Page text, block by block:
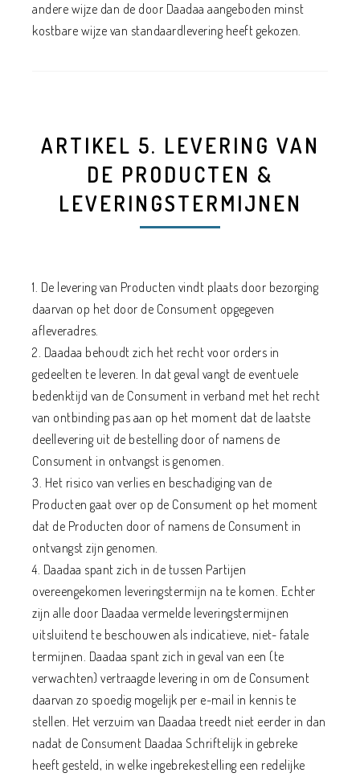
andere wijze dan de door Daadaa aangeboden minst
kostbare wijze van standaardlevering heeft gekozen.
ARTIKEL 5. LEVERING VAN
DE PRODUCTEN &
LEVERINGSTERMIJNEN
1. De levering van Producten vindt plaats door bezorging
daarvan op het door de Consument opgegeven
afleveradres.
2. Daadaa behoudt zich het recht voor orders in
gedeelten te leveren. In dat geval vangt de eventuele
bedenktijd van de Consument in verband met het recht
van ontbinding pas aan op het moment dat de laatste
deellevering uit de bestelling door of namens de
Consument in ontvangst is genomen.
3. Het risico van verlies en beschadiging van de
Producten gaat over op de Consument op het moment
dat de Producten door of namens de Consument in
ontvangst zijn genomen.
4. Daadaa spant zich in de tussen Partijen
overeengekomen leveringstermijn na te komen. Echter
zijn alle door Daadaa vermelde leveringstermijnen
uitsluitend te beschouwen als indicatieve, niet- fatale
termijnen. Daadaa spant zich in geval van een (te
verwachten) vertraagde levering in om de Consument
daarvan zo spoedig mogelijk per e-mail in kennis te
stellen. Het verzuim van Daadaa treedt niet eerder in dan
nadat de Consument Daadaa Schriftelijk in gebreke
heeft gesteld, in welke ingebrekestelling een redelijke